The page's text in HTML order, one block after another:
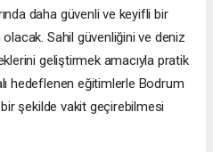
daha güvenli ve keyifli bir
Sahil güvenliğini ve deniz
geliştirmek amacıyla pratik
hedeflenen eğitimlerle Bodrum
şekilde vakit geçirebilmesi